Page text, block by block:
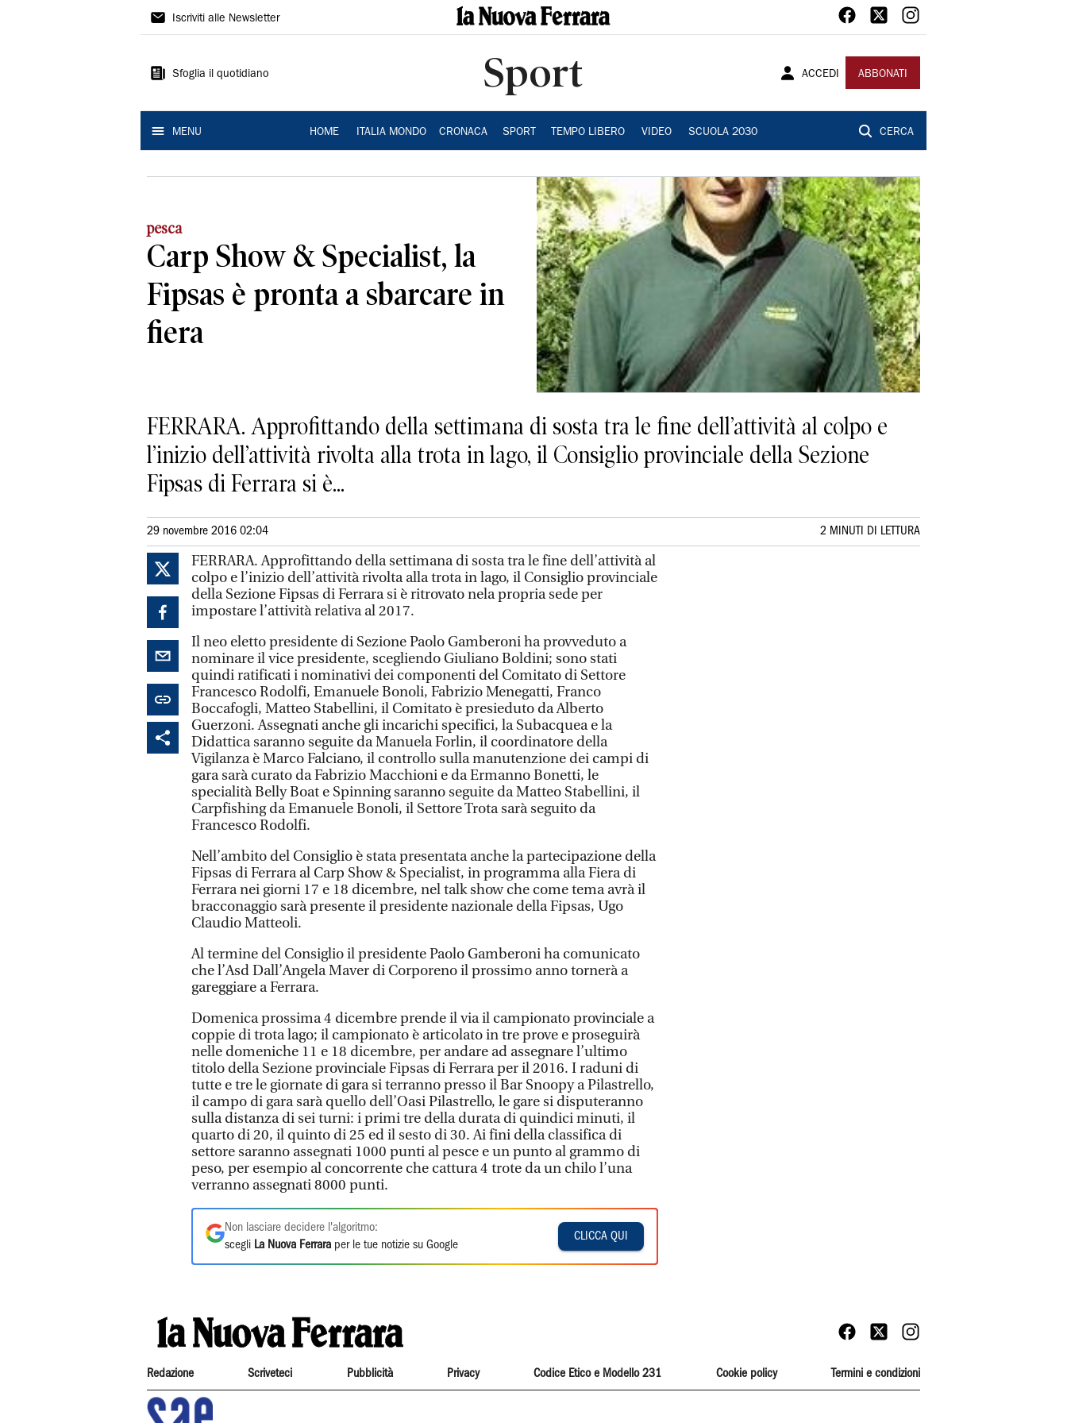
La
Ferrara
Iscriviti alle Newsletter
Sfoglia il quotidiano Sport ACCEDI ABBONATI
MENU HOME ITALIA MONDO CRONACA SPORT TEMPO LIBERO VIDEO SCUOLA 2030 CERCA
pesca
Carp Show & Specialist, la
Fipsas è pronta a sbarcare in
fiera
FERRARA. Approfittando della settimana di sosta tra le fine dell’attività al colpo e
l’inizio dell’attività rivolta alla trota in lago, il Consiglio provinciale della Sezione
Fipsas di Ferrara si è...
29 novembre 2016 02:04 2 MINUTI DI LETTURA
FERRARA. Approfittando della settimana di sosta tra le fine dell’attività al
colpo e l’inizio dell’attività rivolta alla trota in lago, il Consiglio provinciale
della Sezione Fipsas di Ferrara si è ritrovato nela propria sede per
impostare l’attività relativa al 2017.
Il neo eletto presidente di Sezione Paolo Gamberoni ha provveduto a
nominare il vice presidente, scegliendo Giuliano Boldini; sono stati
quindi ratificati i nominativi dei componenti del Comitato di Settore
Francesco Rodolfi, Emanuele Bonoli, Fabrizio Menegatti, Franco
Boccafogli, Matteo Stabellini, il Comitato è presieduto da Alberto
Guerzoni. Assegnati anche gli incarichi specifici, la Subacquea e la
Didattica saranno seguite da Manuela Forlin, il coordinatore della
Vigilanza è Marco Falciano, il controllo sulla manutenzione dei campi di
gara sarà curato da Fabrizio Macchioni e da Ermanno Bonetti, le
specialità Belly Boat e Spinning saranno seguite da Matteo Stabellini, il
Carpfishing da Emanuele Bonoli, il Settore Trota sarà seguito da
Francesco Rodolfi.
Nell’ambito del Consiglio è stata presentata anche la partecipazione della
Fipsas di Ferrara al Carp Show & Specialist, in programma alla Fiera di
Ferrara nei giorni 17 e 18 dicembre, nel talk show che come tema avrà il
bracconaggio sarà presente il presidente nazionale della Fipsas, Ugo
Claudio Matteoli.
Al termine del Consiglio il presidente Paolo Gamberoni ha comunicato
che l’Asd Dall’Angela Maver di Corporeno il prossimo anno tornerà a
gareggiare a Ferrara.
Domenica prossima 4 dicembre prende il via il campionato provinciale a
coppie di trota lago; il campionato è articolato in tre prove e proseguirà
nelle domeniche 11 e 18 dicembre, per andare ad assegnare l’ultimo
titolo della Sezione provinciale Fipsas di Ferrara per il 2016. I raduni di
tutte e tre le giornate di gara si terranno presso il Bar Snoopy a Pilastrello,
il campo di gara sarà quello dell’Oasi Pilastrello, le gare si disputeranno
sulla distanza di sei turni: i primi tre della durata di quindici minuti, il
quarto di 20, il quinto di 25 ed il sesto di 30. Ai fini della classifica di
settore saranno assegnati 1000 punti al pesce e un punto al grammo di
peso, per esempio al concorrente che cattura 4 trote da un chilo l’una
verranno assegnati 8000 punti.
Non lasciare decidere l'algoritmo:
scegli La Nuova Ferrara per le tue notizie su Google
CLICCA QUI
Redazione Scriveteci Pubblicità Privacy Codice Etico e Modello 231 Cookie policy Termini e condizioni